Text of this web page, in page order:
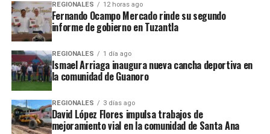
REGIONALES 12 horas ago
Fernando Ocampo Mercado rinde su segundo
informe de gobierno en Tuzantla
REGIONALES 1 día ago
Ismael Arriaga inaugura nueva cancha deportiva en
la comunidad de Guanoro
REGIONALES 3 días ago
David López Flores impulsa trabajos de
mejoramiento vial en la comunidad de Santa Ana